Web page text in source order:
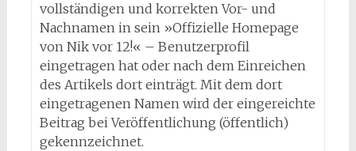
vollständigen und korrekten Vor- und
Nachnamen in sein »Offizielle Homepage
von Nik vor 12!« – Benutzerprofil
eingetragen hat oder nach dem Einreichen
des Artikels dort einträgt. Mit dem dort
eingetragenen Namen wird der eingereichte
Beitrag bei Veröffentlichung (öffentlich)
gekennzeichnet.